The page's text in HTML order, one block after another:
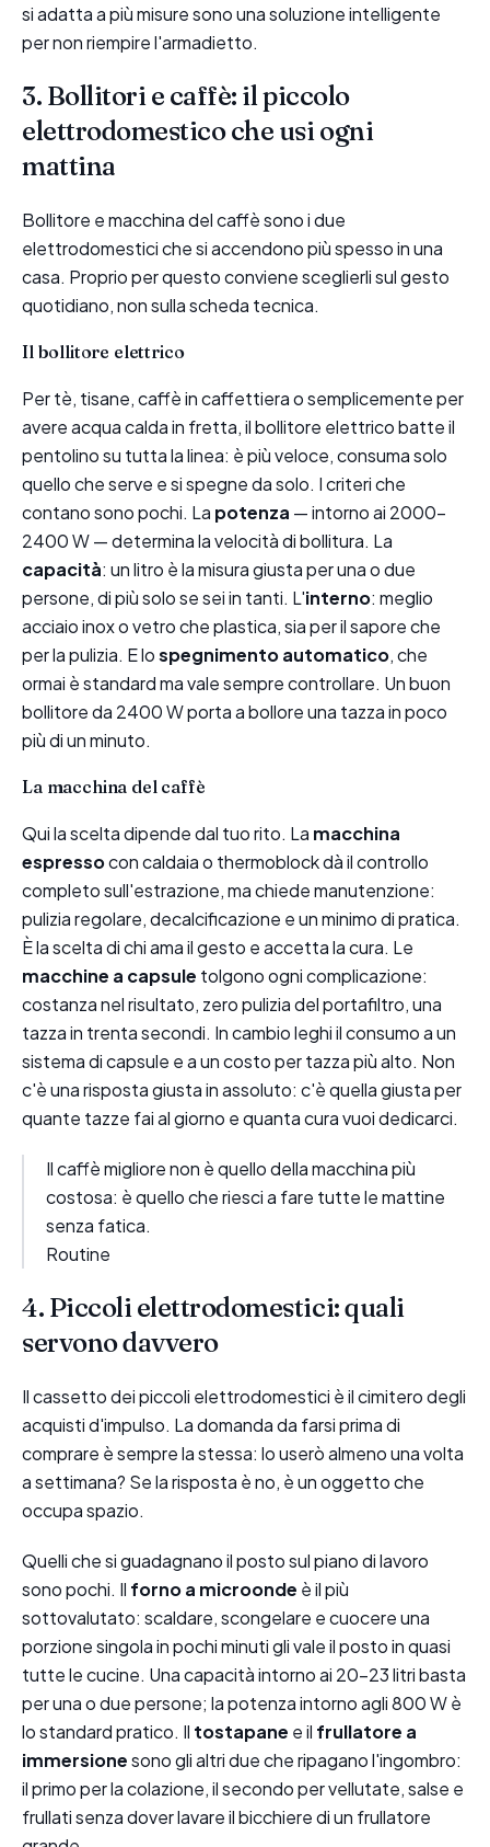
si adatta a più misure sono una soluzione intelligente
per non riempire l'armadietto.
3. Bollitori e caffè: il piccolo
elettrodomestico che usi ogni
mattina
Bollitore e macchina del caffè sono i due
elettrodomestici che si accendono più spesso in una
casa. Proprio per questo conviene sceglierli sul gesto
quotidiano, non sulla scheda tecnica.
Il bollitore elettrico
Per tè, tisane, caffè in caffettiera o semplicemente per
avere acqua calda in fretta, il bollitore elettrico batte il
pentolino su tutta la linea: è più veloce, consuma solo
quello che serve e si spegne da solo. I criteri che
contano sono pochi. La potenza — intorno ai 2000-
2400 W — determina la velocità di bollitura. La
capacità: un litro è la misura giusta per una o due
persone, di più solo se sei in tanti. L'interno: meglio
acciaio inox o vetro che plastica, sia per il sapore che
per la pulizia. E lospegnimento automatico, che
ormai è standard ma vale sempre controllare. Un buon
bollitore da 2400 W porta a bollore una tazza in poco
più di un minuto.
La macchina del caffè
Qui la scelta dipende dal tuo rito. La macchina
espressocon caldaia o thermoblock dà il controllo
completo sull'estrazione, ma chiede manutenzione:
pulizia regolare, decalcificazione e un minimo di pratica.
È la scelta di chi ama il gesto e accetta la cura. Le
macchine a capsule tolgono ogni complicazione:
costanza nel risultato, zero pulizia del portafiltro, una
tazza in trenta secondi. In cambio leghi il consumo a un
sistema di capsule e a un costo per tazza più alto. Non
c'è una risposta giusta in assoluto: c'è quella giusta per
quante tazze fai al giorno e quanta cura vuoi dedicarci.
Il caffè migliore non è quello della macchina più
costosa: è quello che riesci a fare tutte le mattine
senza fatica.
Routine
4. Piccoli elettrodomestici: quali
servono davvero
Il cassetto dei piccoli elettrodomestici è il cimitero degli
acquisti d'impulso. La domanda da farsi prima di
comprare è sempre la stessa: lo userò almeno una volta
a settimana? Se la risposta è no, è un oggetto che
occupa spazio.
Quelli che si guadagnano il posto sul piano di lavoro
sono pochi. Il forno a microonde è il più
sottovalutato: scaldare, scongelare e cuocere una
porzione singola in pochi minuti gli vale il posto in quasi
tutte le cucine. Una capacità intorno ai 20-23 litri basta
per una o due persone; la potenza intorno agli 800 W è
lo standard pratico. Il tostapane e il frullatore a
immersionesono gli altri due che ripagano l'ingombro:
il primo per la colazione, il secondo per vellutate, salse e
frullati senza dover lavare il bicchiere di un frullatore